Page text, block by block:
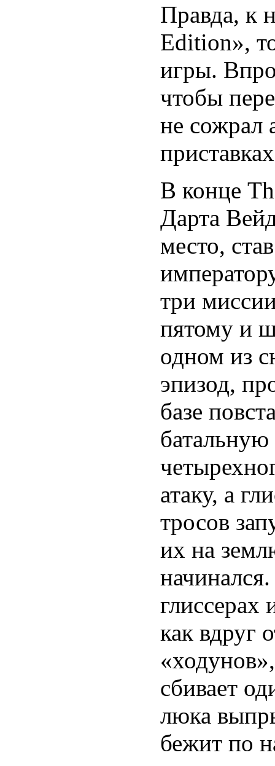
Правда, к
Edition»,
игры.
чтобы
не сожрал
В конце
Дарта
место,
три
пятому и
одном из
эпизод,
базе
батальную
атаку, а
тросов
их на
глиссерах
как вдруг
сбивает
люка
бежит по